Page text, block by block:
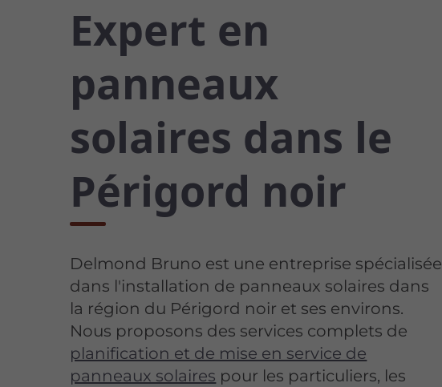
Expert en
panneaux
solaires dans le
Périgord noir
Delmond Bruno est une entreprise spécialisée
dans l'installation de panneaux solaires dans
la région du Périgord noir et ses environs.
Nous proposons des services complets de
planification et de mise en service de
panneaux solaires pour les particuliers, les